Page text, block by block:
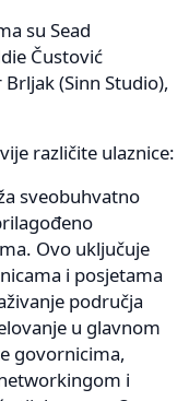
su Sead
Čustović
(Sinn Studio),
različite ulaznice:
sveobuhvatno
Ovo uključuje
i posjetama
područja
u glavnom
govornicima,
i